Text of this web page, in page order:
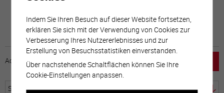
Accueil horaire emploi Mentions légales
Indem Sie Ihren Besuch auf dieser Website fortsetzen,
erklären Sie sich mit der Verwendung von Cookies zur
Verbesserung Ihres Nutzererlebnisses und zur
Erstellung von Besuchsstatistiken einverstanden.
Über nachstehende Schaltflächen können Sie Ihre
Cookie-Einstellungen anpassen.